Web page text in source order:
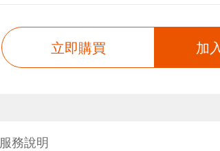
立即購買 加
務說明